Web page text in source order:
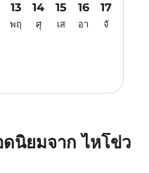
13
พฤ
14
ศุ
15
เส
16
อา
17
จั
ดนิยมจาก ไหโข่ว